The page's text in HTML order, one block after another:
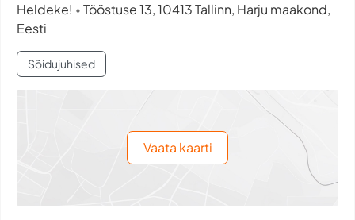
Heldeke! • Tööstuse 13, 10413 Tallinn, Harju maakond,
Eesti
Sõidujuhised
Vaata kaarti